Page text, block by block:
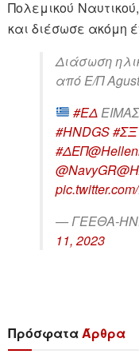
Πολεμικού
και διέσωσε ακόμη
Διάσωση
από Ε/Π
#ΕΔ
#HNDGS#ΣΞ
#ΔΕΠ
@NavyGR
— ΓΕΕΘΑ-
11, 2023
Πρόσφατα Άρθρα